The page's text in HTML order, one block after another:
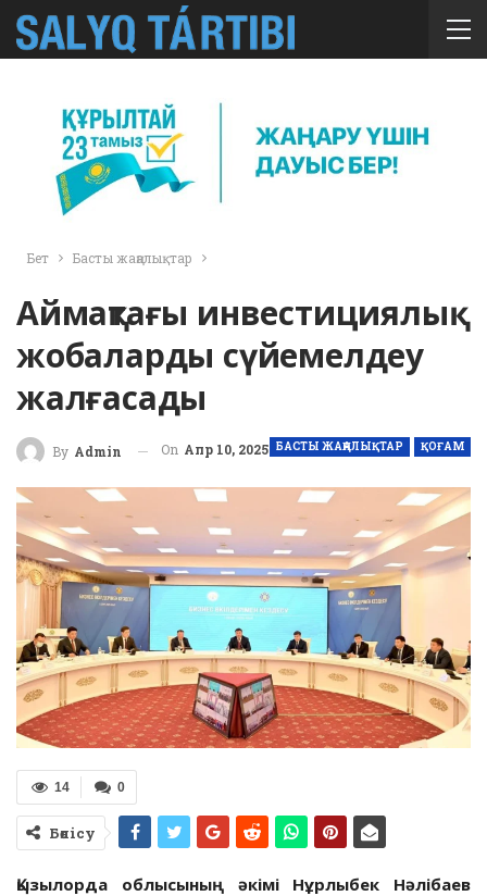
Бет Басты жаңалықтар
Аймақтағы инвестициялық
жобаларды сүйемелдеу
жалғасады
БАСТЫ ЖАҢАЛЫҚТАР ҚОҒАМ
By Admin On Апр 10, 2025
0
14
Бөлісу
Қызылорда облысының әкімі Нұрлыбек Нәлібаев